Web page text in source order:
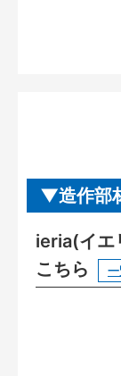
造作部
ieria(イエ
こちら